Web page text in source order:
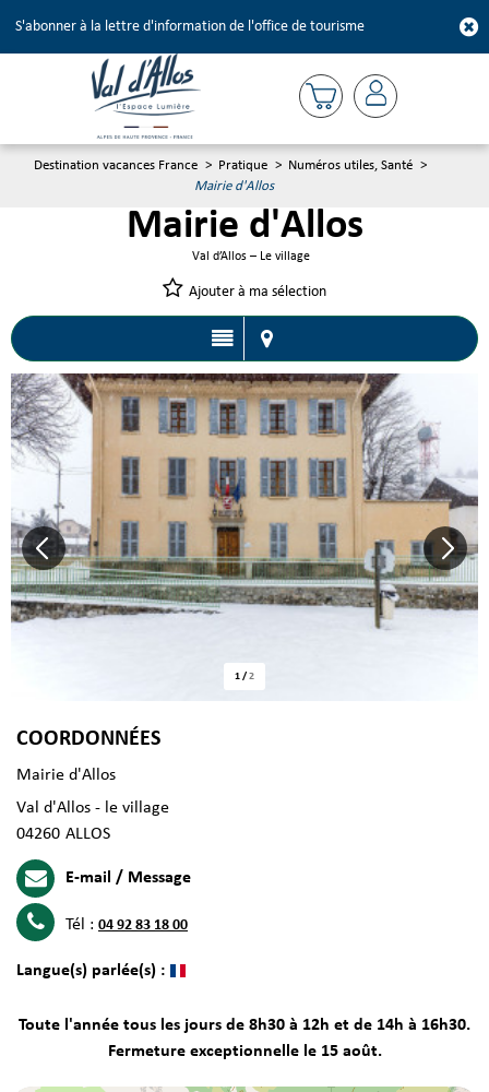
S'abonner à la lettre d'information de l'office de tourisme
Destination vacances France > Pratique > Numéros utiles, Santé >
Mairie d'Allos
Mairie d'Allos
Val d’Allos – Le village
Ajouter à ma sélection
1/2
COORDONNÉES
Mairie d'Allos
Val d'Allos - le village
04260 ALLOS
E-mail / Message
Tél : 04 92 83 18 00
Langue(s) parlée(s) :
Toute l'année tous les jours de 8h30 à 12h et de 14h à 16h30.
Fermeture exceptionnelle le 15 août.